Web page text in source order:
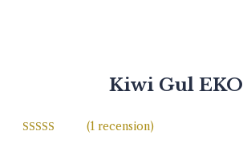
Kiwi Gul EKO
(1recension)